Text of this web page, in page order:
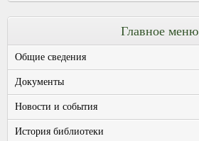
Главное меню
Общие сведения
Документы
Новости и события
История библиотеки